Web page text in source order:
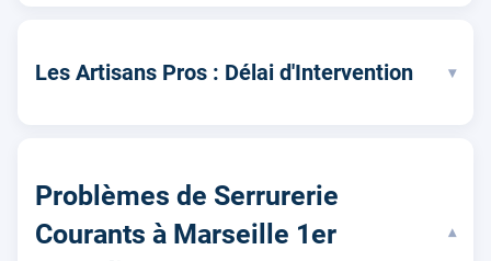
Les Artisans Pros : Délai d'Intervention ▾
Problèmes de Serrurerie
Courants à Marseille 1er
▾